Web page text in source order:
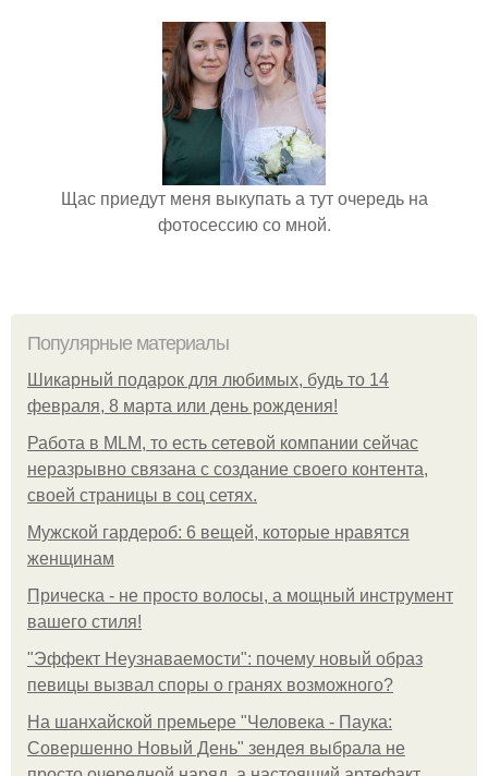
Щас приедут меня выкупать а тут очередь на
фотосессию со мной.
Популярные материалы
Шикарный подарок для любимых, будь то 14
февраля, 8 марта или день рождения!
Работа в MLM, то есть сетевой компании сейчас
неразрывно связана с создание своего контента,
своей страницы в соц сетях.
Мужской гардероб: 6 вещей, которые нравятся
женщинам
Прическа - не просто волосы, а мощный инструмент
вашего стиля!
"Эффект Неузнаваемости": почему новый образ
певицы вызвал споры о гранях возможного?
На шанхайской премьере "Человека - Паука:
Совершенно Новый День" зендея выбрала не